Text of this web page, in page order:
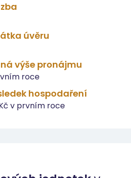
úvěru
výše pronájmu
roce
hospodaření
v prvním roce